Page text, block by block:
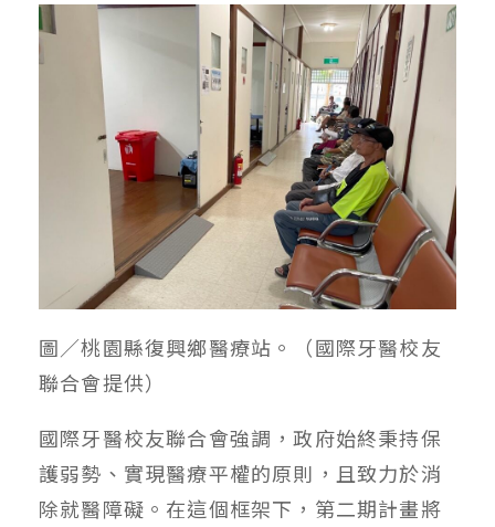
圖／桃園縣復興鄉醫療站。（國際牙醫校友
聯合會提供）
國際牙醫校友聯合會強調，政府始終秉持保
護弱勢、實現醫療平權的原則，且致力於消
除就醫障礙。在這個框架下，第二期計畫將